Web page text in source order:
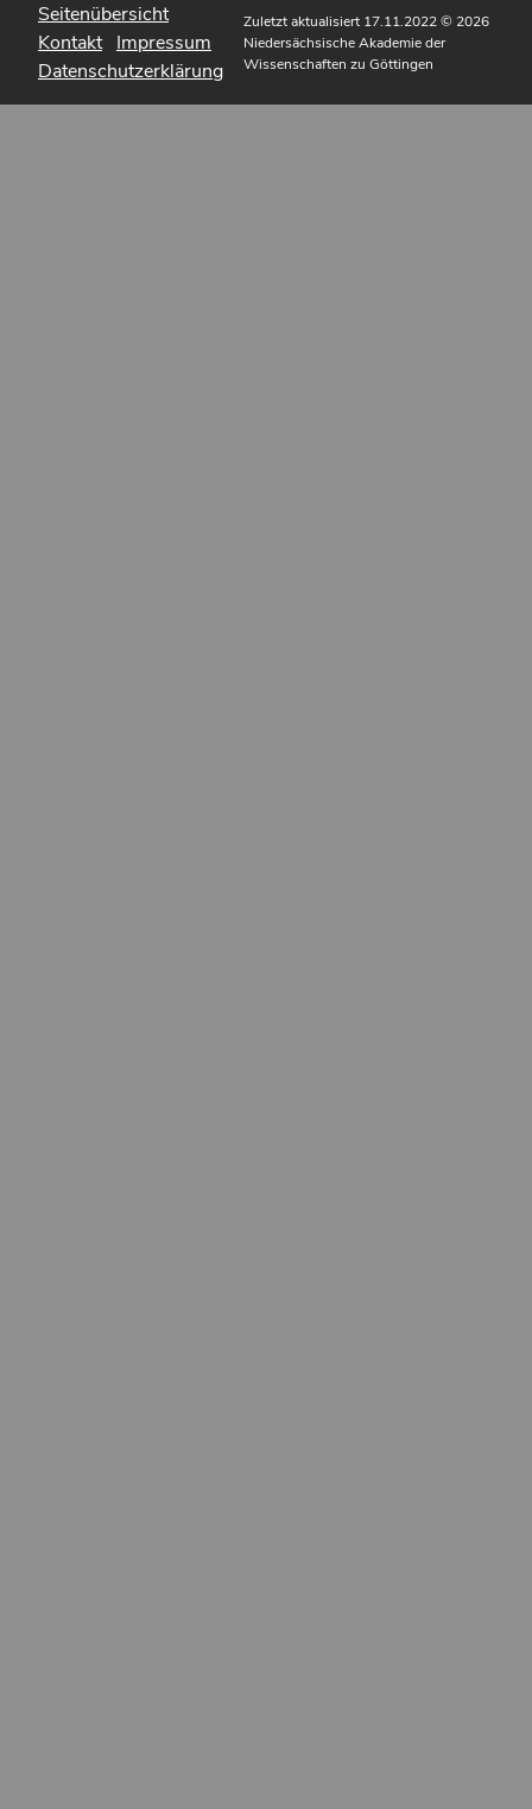
Seitenübersicht
Kontakt Impressum
Datenschutzerklärung
Zuletzt aktualisiert 17.11.2022© 2026
Niedersächsische Akademie der
Wissenschaften zu Göttingen